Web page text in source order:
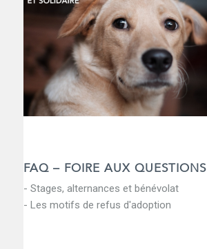
FAQ – FOIRE AUX QUESTIONS
- Stages, alternances et bénévolat
- Les motifs de refus d'adoption